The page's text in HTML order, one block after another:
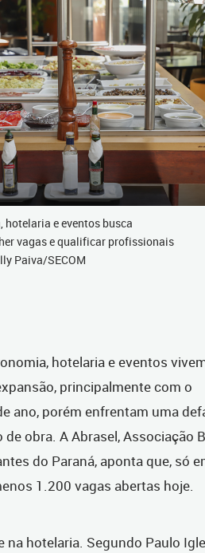
hotelaria e eventos busca
vagas e qualificar profissionais
Paiva/SECOM
hotelaria e eventos
principalmente com o
ano, porém enfrentam uma
obra. A Abrasel, Associação
do Paraná, aponta que, só
1.200 vagas abertas hoje.
na hotelaria. Segundo Paulo